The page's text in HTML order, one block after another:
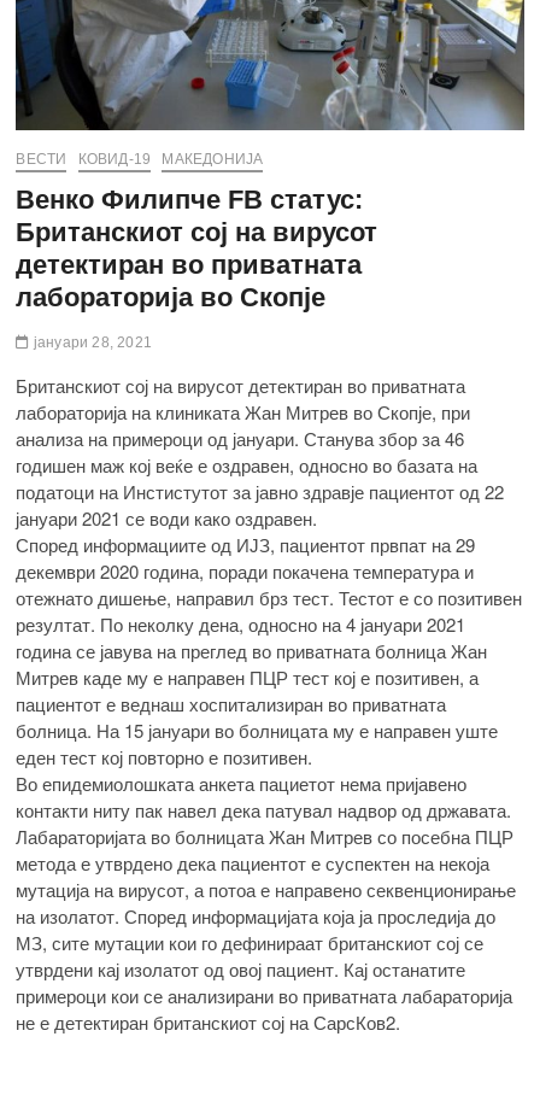
ВЕСТИ КОВИД-19 МАКЕДОНИЈА
Венко Филипче FB статус:
Британскиот сој на вирусот
детектиран во приватната
лабораторија во Скопје
јануари 28, 2021
Британскиот сој на вирусот детектиран во приватната
лабораторија на клиниката Жан Митрев во Скопје, при
анализа на примероци од јануари. Станува збор за 46
годишен маж кој веќе е оздравен, односно во базата на
податоци на Инстистутот за јавно здравје пациентот од 22
јануари 2021 се води како оздравен.
Според информациите од ИЈЗ, пациентот првпат на 29
декември 2020 година, поради покачена температура и
отежнато дишење, направил брз тест. Тестот е со позитивен
резултат. По неколку дена, односно на 4 јануари 2021
година се јавува на преглед во приватната болница Жан
Митрев каде му е направен ПЦР тест кој е позитивен, а
пациентот е веднаш хоспитализиран во приватната
болница. На 15 јануари во болницата му е направен уште
еден тест кој повторно е позитивен.
Во епидемиолошката анкета пациетот нема пријавено
контакти ниту пак навел дека патувал надвор од државата.
Лабараторијата во болницата Жан Митрев со посебна ПЦР
метода е утврдено дека пациентот е суспектен на некоја
мутација на вирусот, а потоа е направено секвенционирање
на изолатот. Според информацијата која ја проследија до
МЗ, сите мутации кои го дефинираат британскиот сој се
утврдени кај изолатот од овој пациент. Кај останатите
примероци кои се анализирани во приватната лабараторија
не е детектиран британскиот сој на СарсКов2.